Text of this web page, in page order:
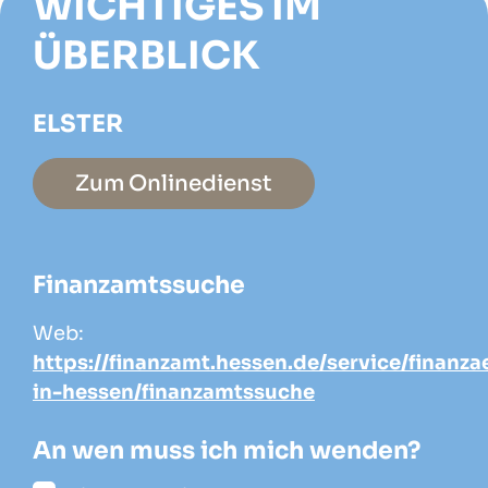
ÜBERBLICK
ELSTER
Zum Onlinedienst
Finanzamtssuche
Web:
https://finanzamt.hessen.de/service/
in-hessen/finanzamtssuche
An wen muss ich mich wenden?